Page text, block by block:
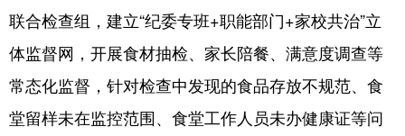
联合检查组，建立“纪委专班+职能部门+家校共治”立
体监督网，开展食材抽检、家长陪餐、满意度调查等
常态化监督，针对检查中发现的食品存放不规范、食
堂留样未在监控范围、食堂工作人员未办健康证等问